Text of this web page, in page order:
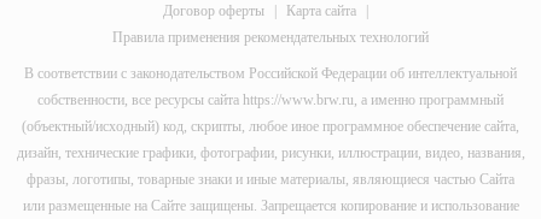
Договор оферты
| Карта сайта
|
Правила применения рекомендательных технологий
В соответствии с законодательством Российской Федерации об интеллектуальной
собственности, все ресурсы сайта https://www.brw.ru, а именно программный
(объектный/исходный) код, скрипты, любое иное программное обеспечение сайта,
дизайн, технические графики, фотографии, рисунки, иллюстрации, видео, названия,
фразы, логотипы, товарные знаки и иные материалы, являющиеся частью Сайта
или размещенные на Сайте защищены. Запрещается копирование и использование